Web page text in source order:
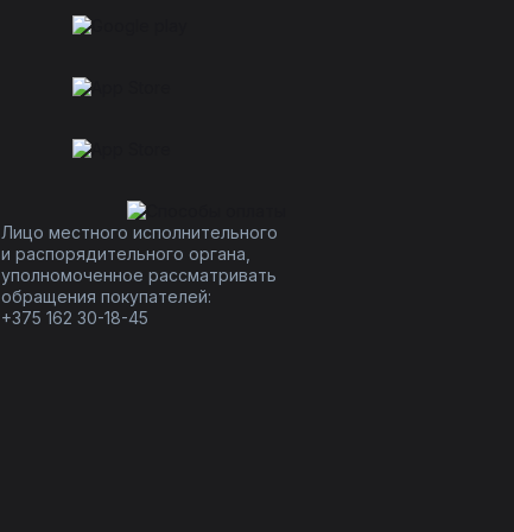
Лицо местного исполнительного
и распорядительного органа,
уполномоченное рассматривать
обращения покупателей:
+375 162 30-18-45